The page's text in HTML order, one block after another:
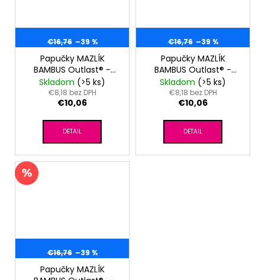
€16,76 –39 %
Papučky MAZLÍK
BAMBUS Outlast® -
tm.tyrkys
Skladom (>5 ks)
€8,18 bez DPH
€10,06
DETAIL
€16,76 –39 %
Papučky MAZLÍK
BAMBUS Outlast® -
tm.broskyňová
Skladom (>5 ks)
€8,18 bez DPH
€10,06
DETAIL
€16,76 –39 %
Papučky MAZLÍK